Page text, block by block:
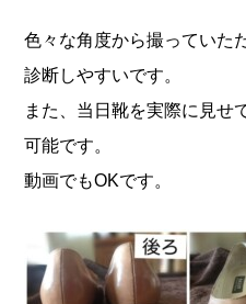
色々な角度から撮っていた
診断しやすいです。
また、当日靴を実際に見せ
可能です。
動画でもOKです。